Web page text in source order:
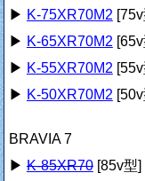
▶ K-75XR70M2
▶ K-65XR70M2
▶ K-55XR70M2
▶ K-50XR70M2
BRAVIA 7
▶K-85XR70[85v型]